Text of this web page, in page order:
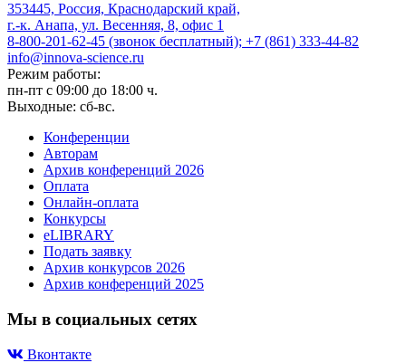
353445, Россия, Краснодарский край,
г.-к. Анапа, ул. Весенняя, 8, офис 1
8-800-201-62-45 (звонок бесплатный); +7 (861) 333-44-82
info@innova-science.ru
Режим работы:
пн-пт с 09:00 до 18:00 ч.
Выходные: сб-вс.
Конференции
Авторам
Архив конференций 2026
Оплата
Онлайн-оплата
Конкурсы
eLIBRARY
Подать заявку
Архив конкурсов 2026
Архив конференций 2025
Мы в социальных сетях
Вконтакте